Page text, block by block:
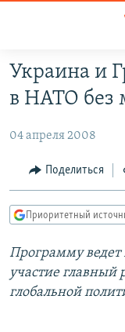
доступа
содержанию
Вернутся
навигации
Вернутся
ПРОГРАММЫ
АВТОРСКИЕ
ЦИТАТЫ
КУЛЬТУРА
IDEL.РЕАЛИИ
КАВКАЗ.РЕАЛИИ
Украина и
в НАТО без
04 апреля 2008
Поделиться
Приоритетный
Программу ведет
участиеглавный
глобальной